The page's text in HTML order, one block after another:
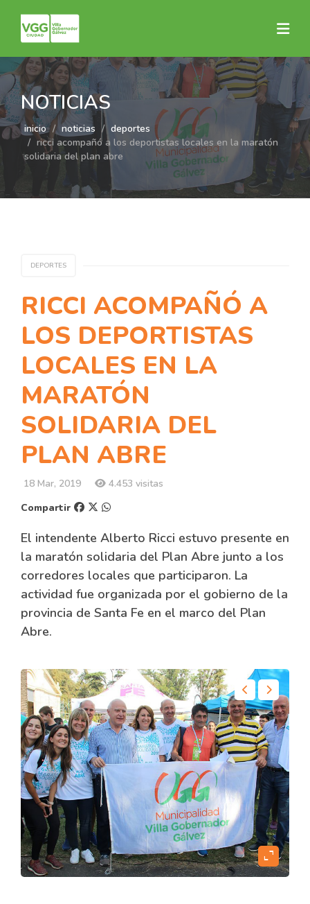
NOTICIAS
inicio noticias
deportes
ricci acompañó a los deportistas locales en la maratón
solidaria del plan abre
DEPORTES
RICCI ACOMPAÑÓ A
LOS DEPORTISTAS
LOCALES EN LA
MARATÓN
SOLIDARIA DEL
PLAN ABRE
18 Mar, 2019
4.453 visitas
Compartir
El intendente Alberto Ricci estuvo presente en
la maratón solidaria del Plan Abre junto a los
corredores locales que participaron. La
actividad fue organizada por el gobierno de la
provincia de Santa Fe en el marco del Plan
Abre.
expand_content